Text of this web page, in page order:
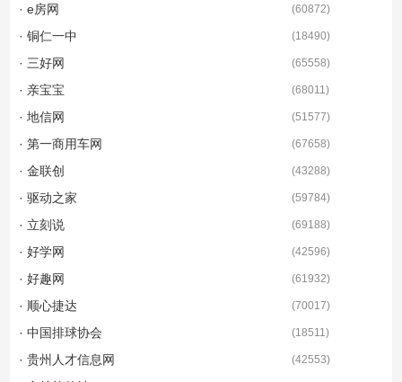
· e房网 (60872)
· 铜仁一中 (18490)
· 三好网 (65558)
· 亲宝宝 (68011)
· 地信网 (51577)
· 第一商用车网 (67658)
· 金联创 (43288)
· 驱动之家 (59784)
· 立刻说 (69188)
· 好学网 (42596)
· 好趣网 (61932)
· 顺心捷达 (70017)
· 中国排球协会 (18511)
· 贵州人才信息网 (42553)